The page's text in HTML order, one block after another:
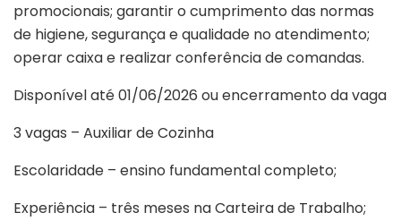
promocionais; garantir o cumprimento das normas
de higiene, segurança e qualidade no atendimento;
operar caixa e realizar conferência de comandas.
Disponível até 01/06/2026 ou encerramento da vaga
3 vagas – Auxiliar de Cozinha
Escolaridade – ensino fundamental completo;
Experiência – três meses na Carteira de Trabalho;